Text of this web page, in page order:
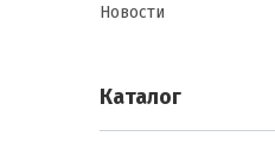
Новости
Каталог